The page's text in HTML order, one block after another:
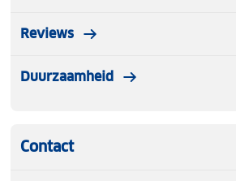
Reviews
Duurzaamheid
Contact